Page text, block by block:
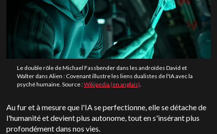
Le double rôle de Michael Fassbender dans les androïdes David et
Walter dans Alien : Covenant illustre les liens dualistes de l'IA avec la
psyché humaine. Source :Wikipedia (en anglais).
Au fur et à mesure que l'IA se perfectionne, elle se détache de
l'humanité et devient plus autonome, tout en s'insérant plus
profondément dans nos vies.